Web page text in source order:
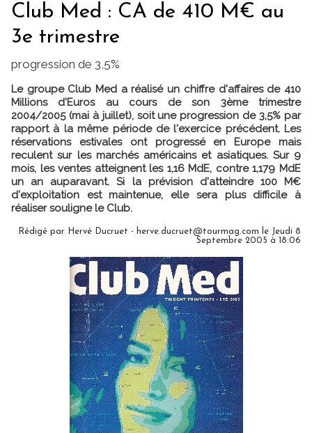
Club Med : CA de 410 M€ au
3e trimestre
progression de 3,5%
Le groupe Club Med a réalisé un chiffre d'affaires de 410
Millions d'Euros au cours de son 3ème trimestre
2004/2005 (mai à juillet), soit une progression de 3,5% par
rapport à la même période de l'exercice précédent. Les
réservations estivales ont progressé en Europe mais
reculent sur les marchés américains et asiatiques. Sur 9
mois, les ventes atteignent les 1,16 MdE, contre 1,179 MdE
un an auparavant. Si la prévision d'atteindre 100 M€
d'exploitation est maintenue, elle sera plus difficile à
réaliser souligne le Club.
Rédigé par Hervé Ducruet - herve.ducruet@tourmag.com le Jeudi 8
Septembre 2005 à 18:06